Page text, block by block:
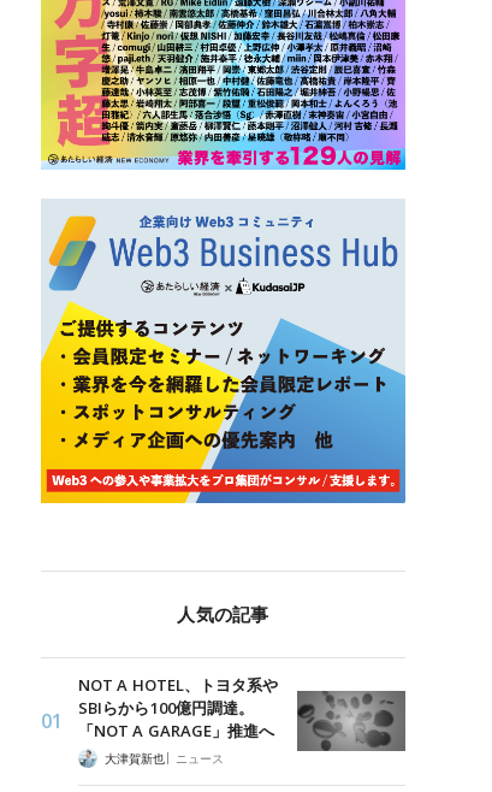
人気の記事
NOT A HOTEL、トヨタ系や
SBIらから100億円調達。
「NOT A GARAGE」推進へ
大津賀新也| ニュース